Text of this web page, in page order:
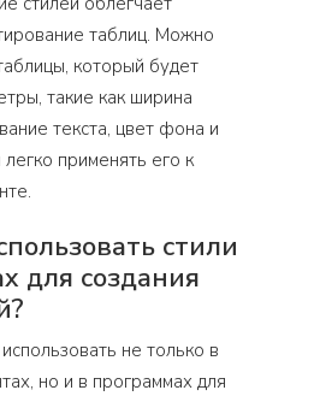
таблиц. Можно
который будет
такие как ширина
текста, цвет фона и
применять его к
стили
для создания
не только в
но и в программах для